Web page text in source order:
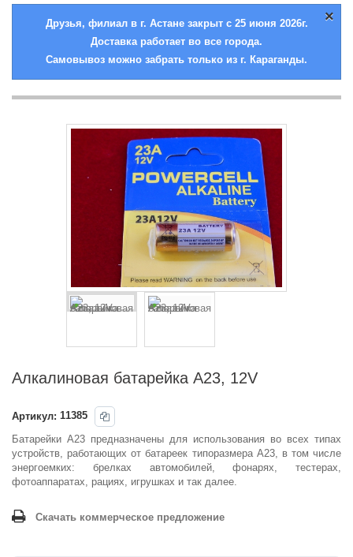
×
Друзья, филиал в г. Астане закрыт с 25 июня 2026г.
Доставка работает во все города.
Самовывоз можно забрать только из г. Караганды.
Алкалиновая батарейка A23, 12V
Артикул: 11385
Батарейки A23 предназначены для использования во всех типах
устройств, работающих от батареек типоразмера А23, в том числе
энергоемких: брелках автомобилей, фонарях, тестерах,
фотоаппаратах, рациях, игрушках и так далее.
Скачать коммерческое предложение